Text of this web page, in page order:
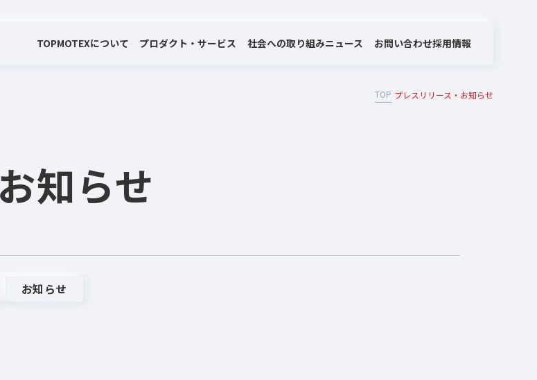
TOPMOTEXについて プロダクト・サービス
MOTEX/LANSCOPEのあゆみ
社会への取り組みニュース お問い合わせ採用情報
TOP プレスリリース・お知らせ
知らせ
お知らせ